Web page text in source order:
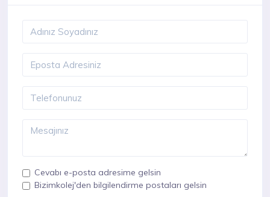
Cevabı e-posta adresime gelsin
Bizimkolej'den bilgilendirme postaları gelsin